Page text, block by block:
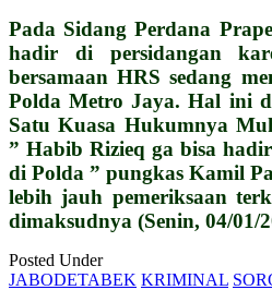
Pada Sidang Perdana
hadir di persidangan
bersamaan HRS sedang
Polda Metro Jaya. Hal ini
Satu Kuasa Hukumnya
” Habib Rizieq ga bisa
di Polda ” pungkas Kamil
lebih jauh pemeriksaan
dimaksudnya (Senin, 04/01/
Posted Under
JABODETABEK KRIMINAL